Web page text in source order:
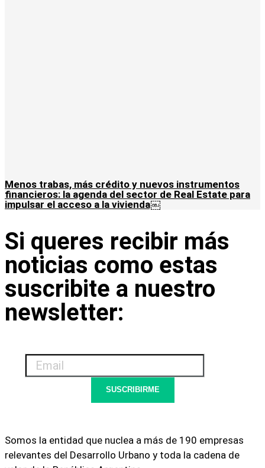
Menos trabas, más crédito y nuevos instrumentos
financieros: la agenda del sector de Real Estate para
impulsar el acceso a la vivienda￼
Si queres recibir más
noticias como estas
suscribite a nuestro
newsletter:
SUSCRIBIRME
Somos la entidad que nuclea a más de 190 empresas
relevantes del Desarrollo Urbano y toda la cadena de